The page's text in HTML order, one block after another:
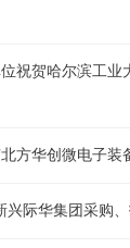
祝贺哈尔滨工业
方华创微电子装
兴际华集团采购